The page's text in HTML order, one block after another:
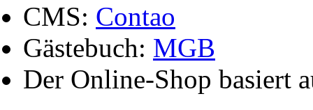
CMS: Contao
Gästebuch: MGB
Der Online-Shop basiert